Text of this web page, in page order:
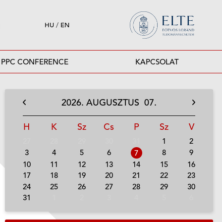
HU / EN
PPC CONFERENCE KAPCSOLAT
2026. AUGUSZTUS 07.
H K Sz Cs P Sz V
1
2
3
4 5 6 7 8
9
10
11 12 13 14 15
16
17
18 19 20 21 22
23
24
25 26 27 28 29
30
31